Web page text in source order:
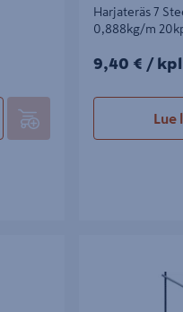
Harjateräs 7
0,888kg/m
9,40€/kpl
9,40 € / kpl
Lue